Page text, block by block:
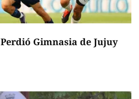
Perdió Gimnasia de Jujuy